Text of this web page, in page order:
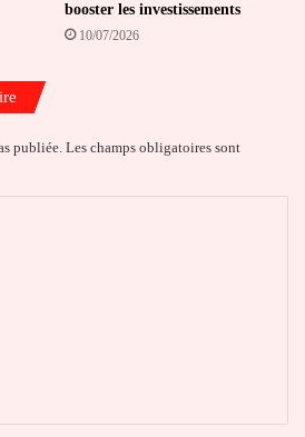
booster les investissements
10/07/2026
publiée. Les champs obligatoires sont